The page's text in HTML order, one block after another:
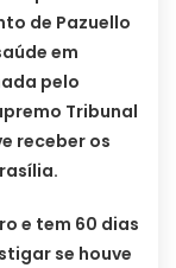
de Pazuello
em
pelo
Tribunal
receber os
e tem 60 dias
se houve